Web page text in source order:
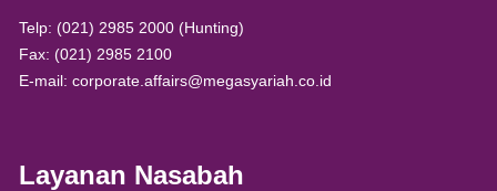
Telp: (021) 2985 2000 (Hunting)
Fax: (021) 2985 2100
E-mail: corporate.affairs@megasyariah.co.id
Layanan Nasabah